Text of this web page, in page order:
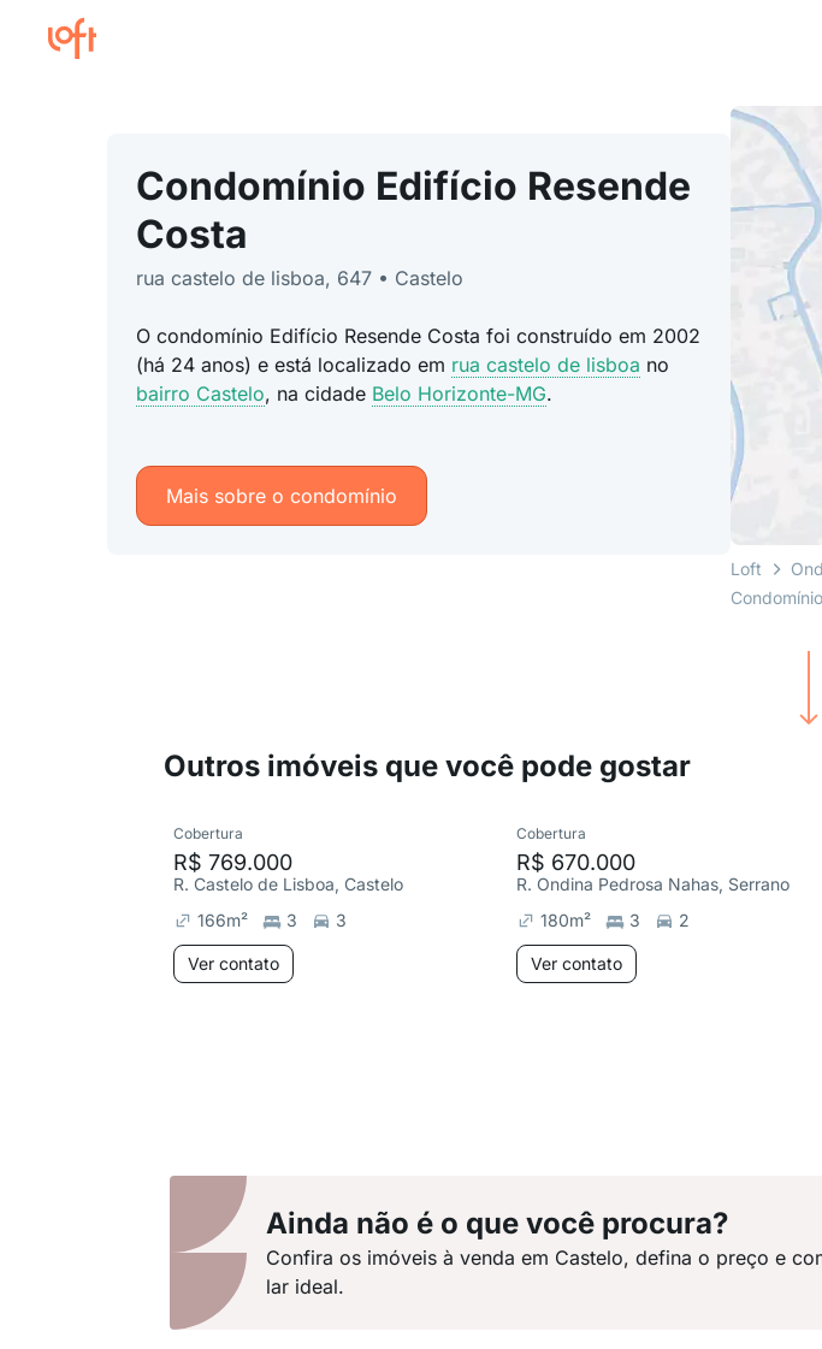
Condomínio Edifício Resende
Costa
rua castelo de lisboa, 647 • Castelo
O condomínio Edifício Resende Costa foi construído em 2002
(há 24 anos) e está localizado em rua castelo de lisboa no
bairro Castelo, na cidade Belo Horizonte-MG.
Mais sobre o condomínio
Loft
Outros imóveis que você pode gostar
Cobertura
R$ 769.000
R. Castelo de Lisboa, Castelo
166m² 3 3
Ver contato
Cobertura
R$ 670.000
R. Ondina Pedrosa Nahas, Serrano
180m² 3 2
Ver contato
Ainda não é o que você procura?
Confira os imóveis à venda em Castelo, defina o preço e
lar ideal.